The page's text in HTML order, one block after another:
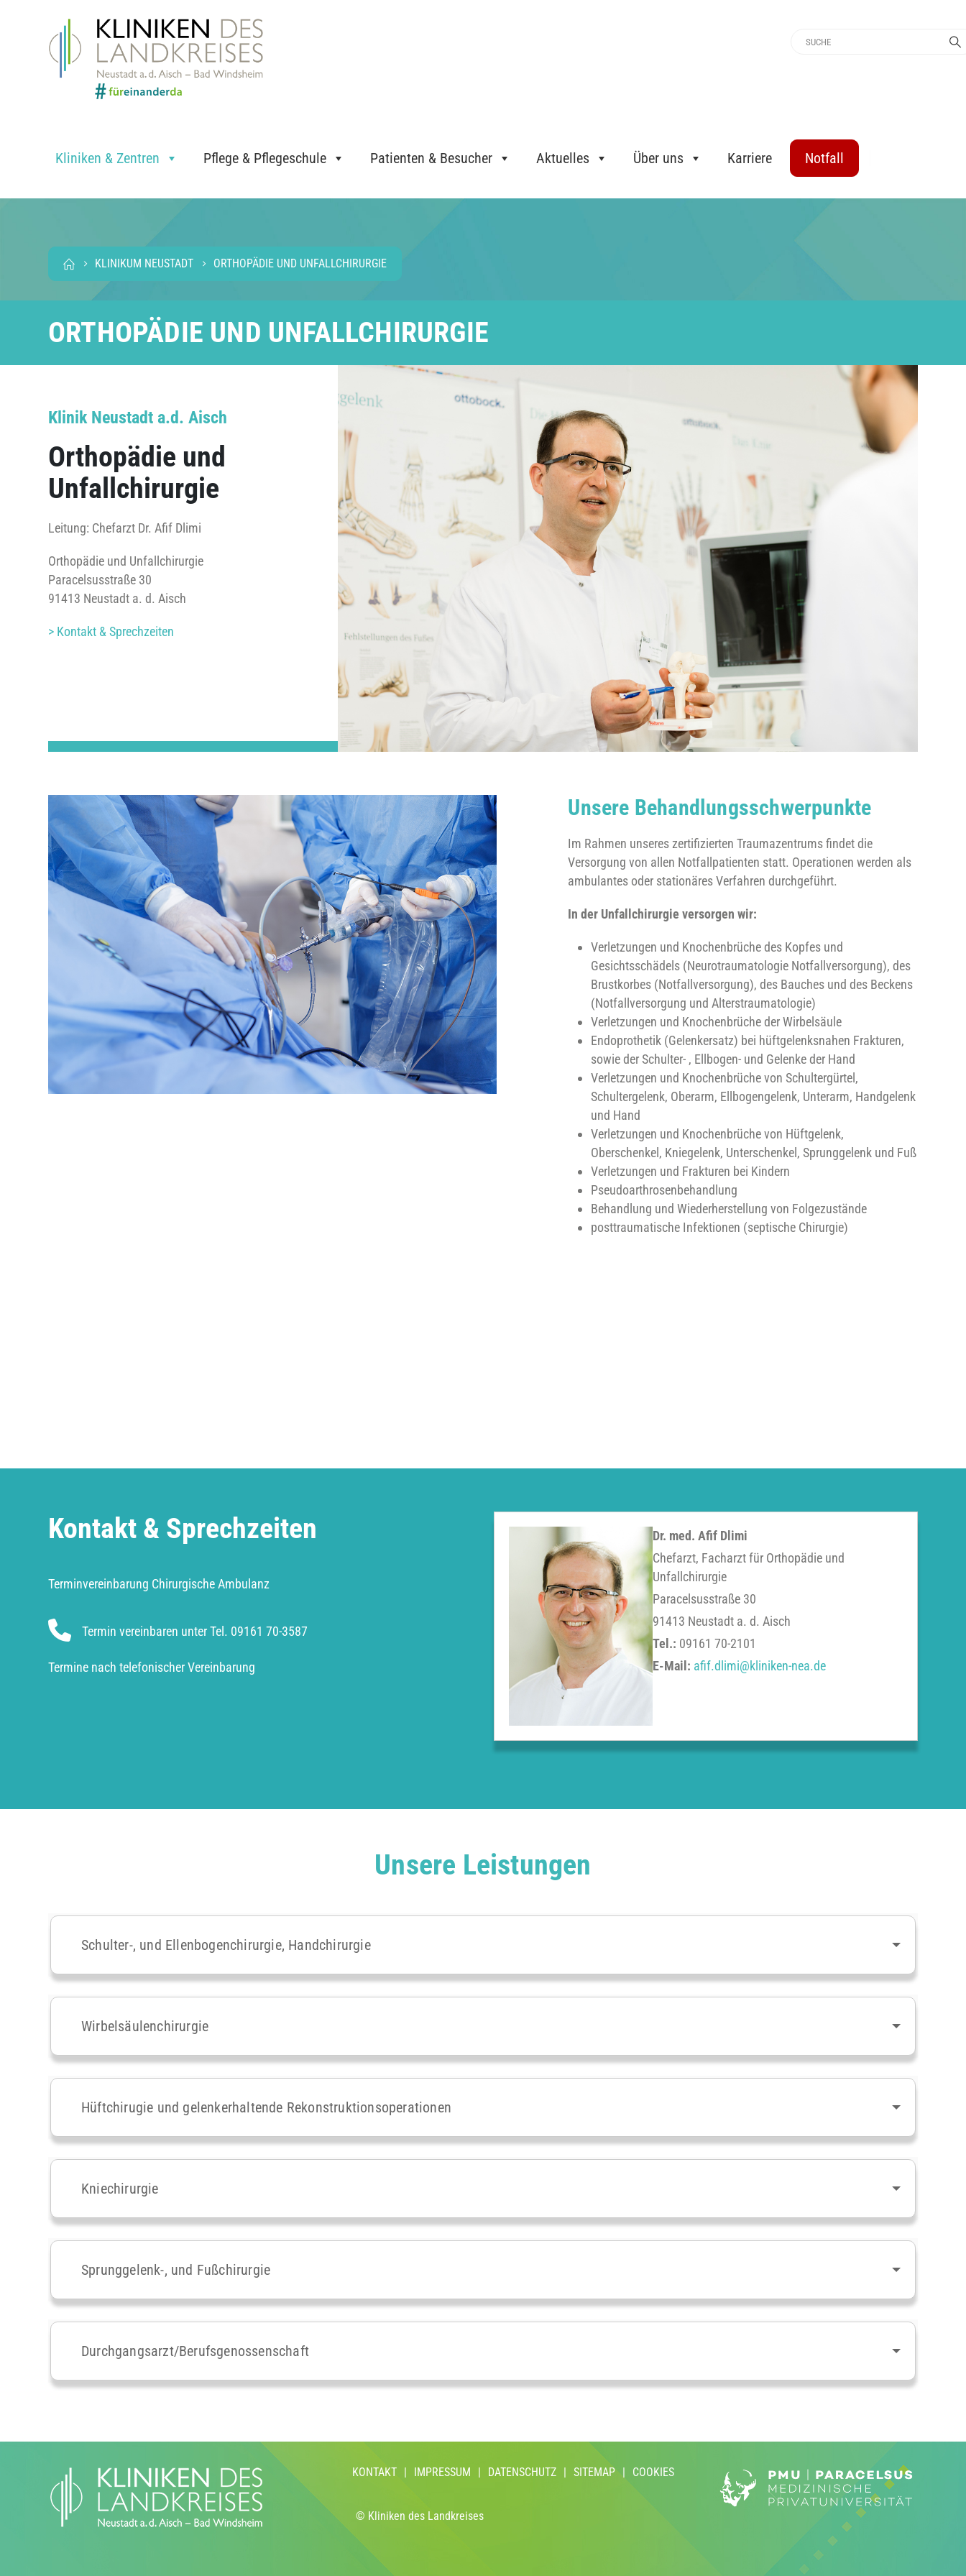
Kliniken & Zentren Pflege & Pflegeschule Patienten & Besucher Aktuelles Über uns Karriere Notfall
KLINIKUM NEUSTADT ORTHOPÄDIE UND UNFALLCHIRURGIE
ORTHOPÄDIE UND UNFALLCHIRURGIE
Klinik Neustadt a.d. Aisch
Orthopädie und
Unfallchirurgie
Leitung: Chefarzt Dr. Afif Dlimi
Orthopädie und Unfallchirurgie
Paracelsusstraße 30
91413 Neustadt a. d. Aisch
> Kontakt & Sprechzeiten
Unsere Behandlungsschwerpunkte
Im Rahmen unseres zertifizierten Traumazentrums findet die
Versorgung von allen Notfallpatienten statt. Operationen werden als
ambulantes oder stationäres Verfahren durchgeführt.
In der Unfallchirurgie versorgen wir:
Verletzungen und Knochenbrüche des Kopfes und
Gesichtsschädels (Neurotraumatologie Notfallversorgung), des
Brustkorbes (Notfallversorgung), des Bauches und des Beckens
(Notfallversorgung und Alterstraumatologie)
Verletzungen und Knochenbrüche der Wirbelsäule
Endoprothetik (Gelenkersatz) bei hüftgelenksnahen Frakturen,
sowie der Schulter- , Ellbogen- und Gelenke der Hand
Verletzungen und Knochenbrüche von Schultergürtel,
Schultergelenk, Oberarm, Ellbogengelenk, Unterarm, Handgelenk
und Hand
Verletzungen und Knochenbrüche von Hüftgelenk,
Oberschenkel, Kniegelenk, Unterschenkel, Sprunggelenk und Fuß
Verletzungen und Frakturen bei Kindern
Pseudoarthrosenbehandlung
Behandlung und Wiederherstellung von Folgezustände
posttraumatische Infektionen (septische Chirurgie)
Kontakt & Sprechzeiten
Terminvereinbarung Chirurgische Ambulanz
Termin vereinbaren unter Tel. 09161 70-3587
Termine nach telefonischer Vereinbarung
Dr. med. Afif Dlimi
Chefarzt, Facharzt für Orthopädie und
Unfallchirurgie
Paracelsusstraße 30
91413 Neustadt a. d. Aisch
Tel.: 09161 70-2101
E-Mail: afif.dlimi@kliniken-nea.de
Unsere Leistungen
Schulter-, und Ellenbogenchirurgie, Handchirurgie
Wirbelsäulenchirurgie
Hüftchirugie und gelenkerhaltende Rekonstruktionsoperationen
Kniechirurgie
Sprunggelenk-, und Fußchirurgie
Durchgangsarzt/Berufsgenossenschaft
KONTAKT | IMPRESSUM | DATENSCHUTZ | SITEMAP | COOKIES
© Kliniken des Landkreises